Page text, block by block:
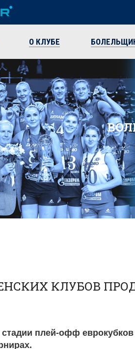
О КЛУБЕ
КЛУБОВ
плей-офф